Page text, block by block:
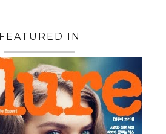
FEATURED IN